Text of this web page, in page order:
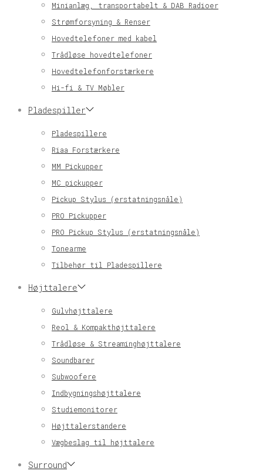
Minianlæg, transportabelt & DAB Radioer
Strømforsyning & Renser
Hovedtelefoner med kabel
Trådløse hovedtelefoner
Hovedtelefonforstærkere
Hi-fi & TV Møbler
Pladespiller
Pladespillere
Riaa Forstærkere
MM Pickupper
MC pickupper
Pickup Stylus (erstatningsnåle)
PRO Pickupper
PRO Pickup Stylus (erstatningsnåle)
Tonearme
Tilbehør til Pladespillere
Højttalere
Gulvhøjttalere
Reol & Kompakthøjttalere
Trådløse & Streaminghøjttalere
Soundbarer
Subwoofere
Indbygningshøjttalere
Studiemonitorer
Højttalerstandere
Vægbeslag til højttalere
Surround